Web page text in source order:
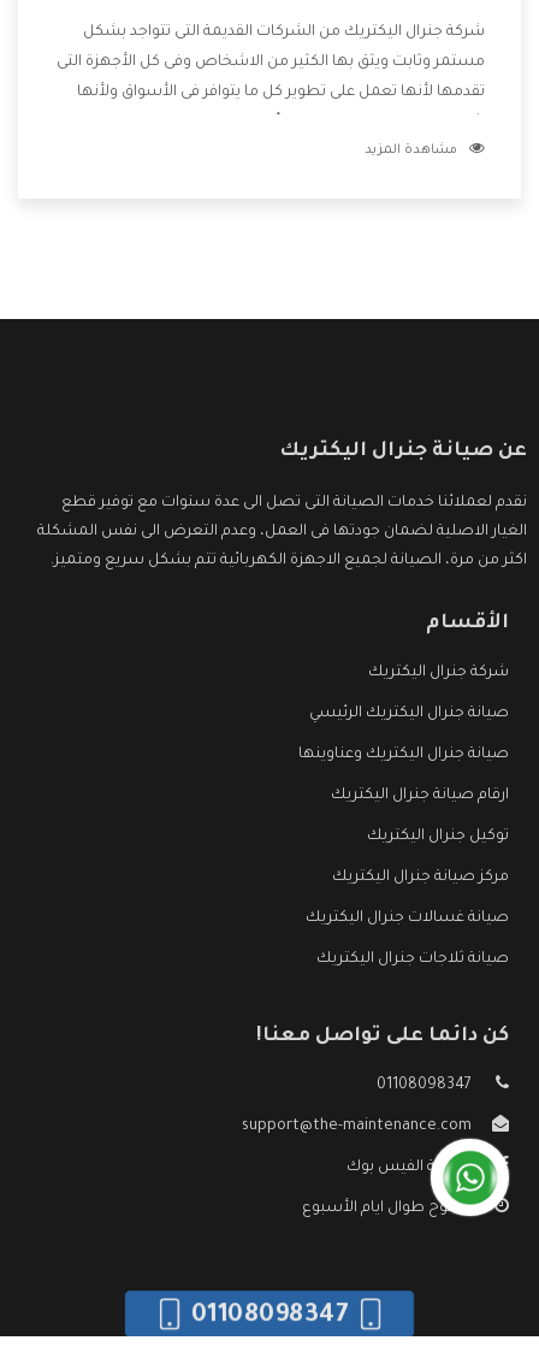
شركة جنرال اليكتريك من الشركات القديمة التى تتواجد بشكل
مستمر وثابت ويثق بها الكثير من الاشخاص وفى كل الأجهزة التى
تقدمها لأنها تعمل على تطوير كل ما يتوافر فى الأسواق ولأنها
المنتجات وتقدم للعملاء أقوى العروض والخصومات التى تسهل
مشاهدة المزيد
عن صيانة جنرال اليكتريك
نقدم لعملائنا خدمات الصيانة التى تصل الى عدة سنوات مع توفير قطع
الغيار الاصلية لضمان جودتها فى العمل، وعدم التعرض الى نفس المشكلة
اكثر من مرة، الصيانة لجميع الاجهزة الكهربائية تتم بشكل سريع ومتميز.
الأقسام
شركة جنرال اليكتريك
صيانة جنرال اليكتريك الرئيسي
صيانة جنرال اليكتريك وعناوينها
ارقام صيانة جنرال اليكتريك
توكيل جنرال اليكتريك
مركز صيانة جنرال اليكتريك
صيانة غسالات جنرال اليكتريك
صيانة ثلاجات جنرال اليكتريك
كن دائما على تواصل معنا!
01108098347
support@the-maintenance.com
صفحة الفيس بوك
مفتوح طوال ايام الأسبوع
01108098347